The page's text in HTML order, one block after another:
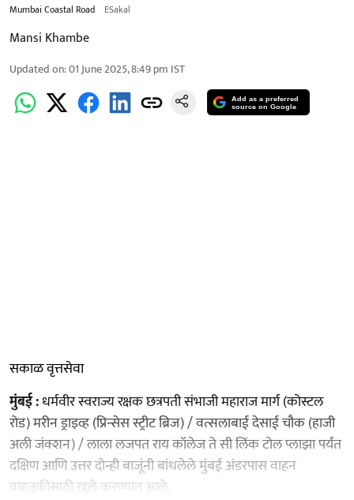
Mumbai Coastal Road ESakal
Mansi Khambe
Updated on:01 June 2025, 8:49 pm IST
Add as a preferred
source on Google
सकाळ वृत्तसेवा
मुंबई :धर्मवीर स्वराज्य रक्षक छत्रपती संभाजी महाराज मार्ग (कोस्टल
रोड) मरीन ड्राइव्ह (प्रिन्सेस स्ट्रीट ब्रिज) / वत्सलाबाई देसाई चौक (हाजी
अली जंक्शन) / लाला लजपत राय कॉलेज ते सी लिंक टोल प्लाझा पर्यंत
दक्षिण आणि उत्तर दोन्ही बाजूंनी बांधलेले मुंबई अंडरपास वाहन
वाहतुकीसाठी खुले करण्यात आले.